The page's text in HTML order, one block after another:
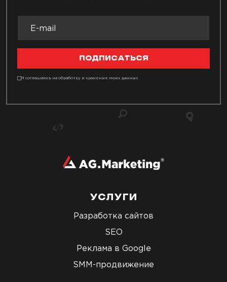
ПОДПИСАТЬСЯ
Я соглашаюсь на обработку и хранение моих данных
УСЛУГИ
Разработка сайтов
SEO
Реклама в Google
SMM-продвижение